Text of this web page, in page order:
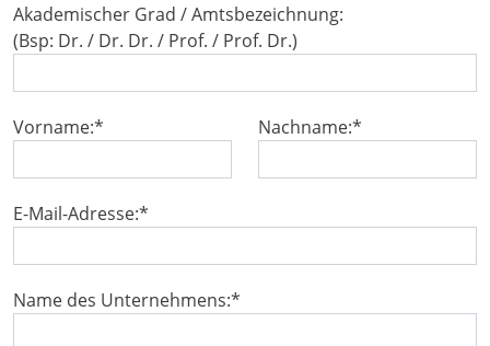
Akademischer Grad / Amtsbezeichnung:
(Bsp: Dr. / Dr. Dr. / Prof. / Prof. Dr.)
Vorname:* Nachname:*
E-Mail-Adresse:*
Name des Unternehmens:*